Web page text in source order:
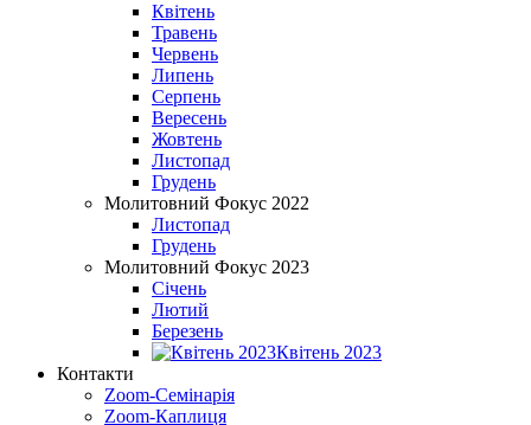
Квітень
Травень
Червень
Липень
Серпень
Вересень
Жовтень
Листопад
Грудень
Молитовний Фокус 2022
Листопад
Грудень
Молитовний Фокус 2023
Січень
Лютий
Березень
Квітень 2023
Контакти
Zoom-Семінарія
Zoom-Каплиця